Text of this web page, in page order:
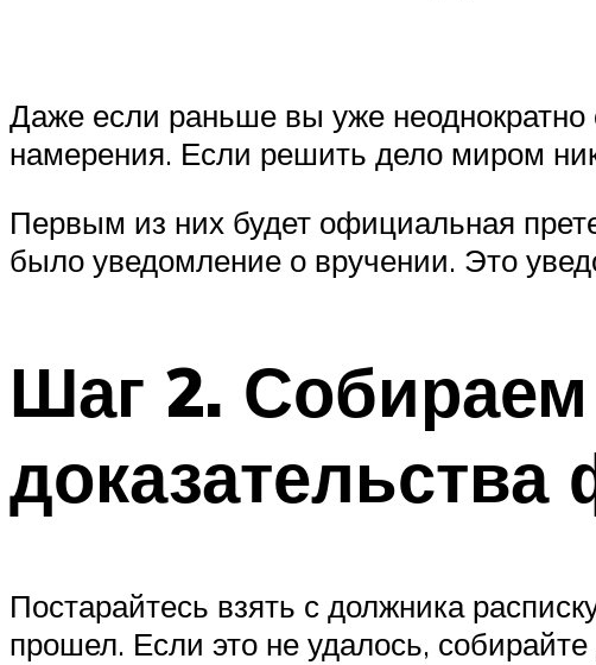
Даже если раньше вы уже
намерения. Если решить дело миром
Первым из них будет официальная
было уведомление о вручении. Это
Шаг 2.
доказательства
Постарайтесь взять с должника
прошел. Если это не удалось, собирайте